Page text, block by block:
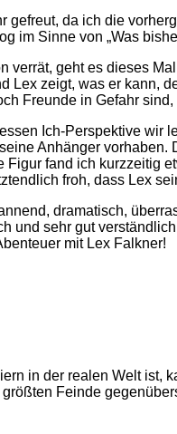
gefreut, da ich die
im Sinne von „Was
verrät, geht es dieses
Lex zeigt, was er kann,
Freunde in Gefahr
Ich-Perspektive wir
Anhänger
Figur fand ich kurzzeitig
froh, dass Lex
dramatisch,
und sehr gut
mit Lex Falkner!
in der realen Welt ist,
Feinde